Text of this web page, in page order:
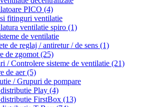
PICO (4)
fitinguri ventilatie
ventilatie spiro (1)
de ventilatie
de reglaj / antiretur / de sens (1)
de zgomot (25)
/ Controlere sisteme de ventilatie (21)
de aer(5)
/ Grupuri de pompare
Play (4)
FirstBox (13)